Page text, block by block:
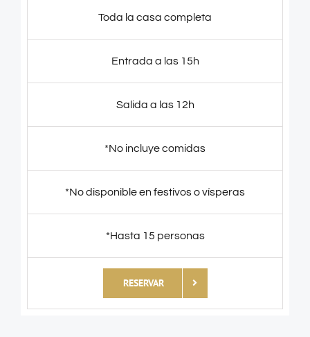
Toda la casa completa
Entrada a las 15h
Salida a las 12h
*No incluye comidas
*No disponible en festivos o vísperas
*Hasta 15 personas
RESERVAR